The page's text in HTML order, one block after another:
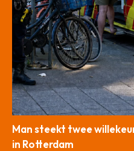
Man steekt twee
in Rotterdam